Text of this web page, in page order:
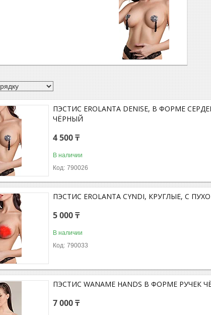
ПЭСТИС EROLANTA DENISE, В ФОРМЕ
ЧЁРНЫЙ
4 500 ₸
В наличии
790026
ПЭСТИС EROLANTA CYNDI, КРУГЛЫЕ, С
5 000 ₸
В наличии
790033
ПЭСТИС WANAME HANDS В ФОРМЕ РУЧЕК
7 000 ₸